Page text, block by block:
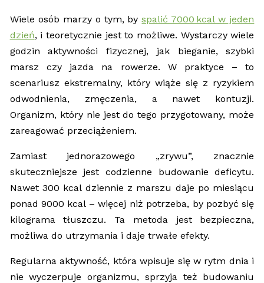
Wiele osób marzy o tym, byspalić 7000 kcal w jeden
dzień, i teoretycznie jest to możliwe. Wystarczy wiele
godzin aktywności fizycznej, jak bieganie, szybki
marsz czy jazda na rowerze. W praktyce – to
scenariusz ekstremalny, który wiąże się z ryzykiem
odwodnienia, zmęczenia, a nawet kontuzji.
Organizm, który nie jest do tego przygotowany, może
zareagować przeciążeniem.
Zamiast jednorazowego „zrywu”, znacznie
skuteczniejsze jest codzienne budowanie deficytu.
Nawet 300 kcal dziennie z marszu daje po miesiącu
ponad 9000 kcal – więcej niż potrzeba, by pozbyć się
kilograma tłuszczu. Ta metoda jest bezpieczna,
możliwa do utrzymania i daje trwałe efekty.
Regularna aktywność, która wpisuje się w rytm dnia i
nie wyczerpuje organizmu, sprzyja też budowaniu